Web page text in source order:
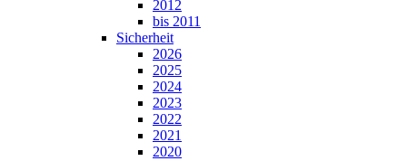
2012
bis 2011
Sicherheit
2026
2025
2024
2023
2022
2021
2020